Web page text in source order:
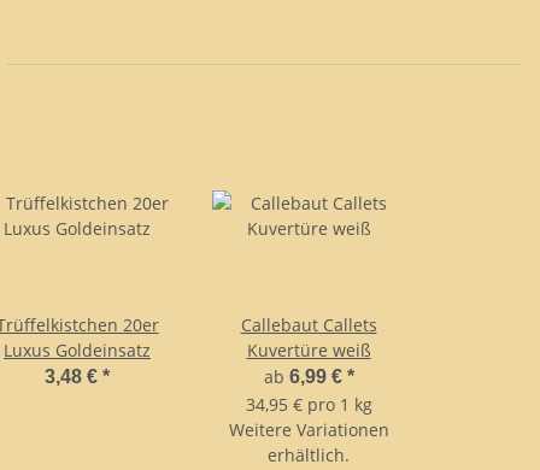
20er
Luxus Goldeinsatz
3,48 € *
Callebaut Callets
Kuvertüre weiß
ab 6,99 € *
34,95 € pro 1 kg
Weitere Variationen
erhältlich.